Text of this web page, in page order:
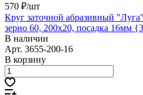
570 ₽/шт
Круг заточной абразивный
зерно 60, 200х20, посадка 16мм
В наличии
Арт. 3655-200-16
В корзину